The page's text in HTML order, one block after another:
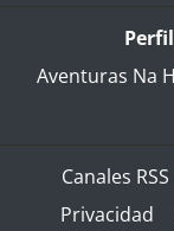
Aventuras Na
Canales RSS
Privacidad